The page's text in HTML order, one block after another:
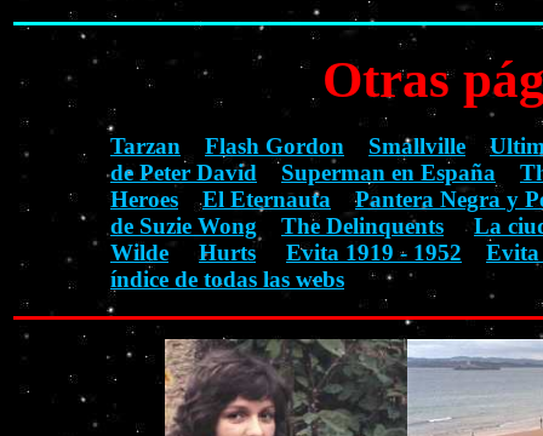
Otras
Tarzan Flash Gordon Smallville
de Peter David
Superman en España
Heroes
El Eternauta
Pantera Negra y
de Suzie Wong
The Delinquents
La
Wilde
Hurts Evita 1919 - 1952
Evita
índice de todas las webs